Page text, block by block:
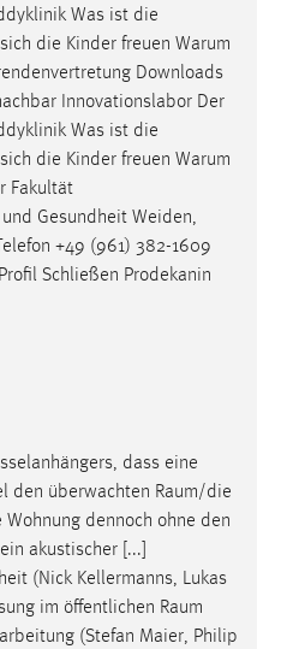
Was ist die
die Kinder freuen Warum
Downloads
Innovationslabor Der
Was ist die
die Kinder freuen Warum
Fakultät
Gesundheit Weiden,
+49 (961) 382-1609
Schließen Prodekanin
dass eine
den überwachten Raum/die
dennoch ohne den
akustischer [...]
(Nick Kellermanns, Lukas
im öffentlichen Raum
(Stefan Maier, Philip